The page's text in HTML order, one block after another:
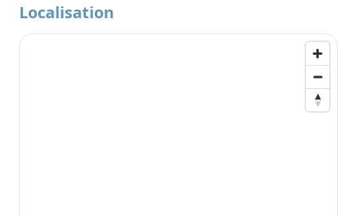
Localisation